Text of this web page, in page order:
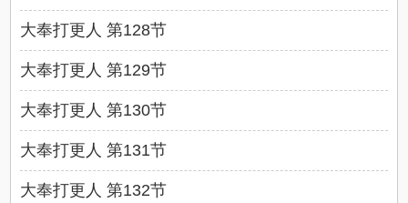
大奉打更人 第128节
大奉打更人 第129节
大奉打更人 第130节
大奉打更人 第131节
大奉打更人 第132节